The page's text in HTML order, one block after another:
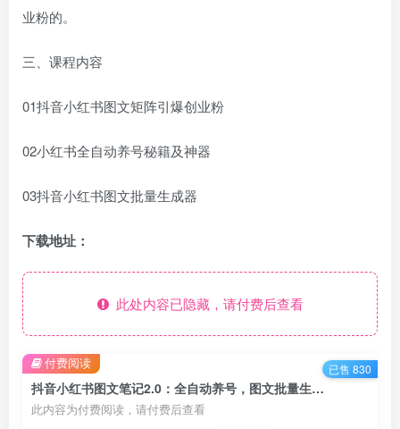
业粉的。
三、课程内容
01抖音小红书图文矩阵引爆创业粉
02小红书全自动养号秘籍及神器
03抖音小红书图文批量生成器
下载地址：
此处内容已隐藏，请付费后查看
抖音小红书图文笔记2.0：全自动养号，图文批量生成，轻松日引500创业粉！
此内容为付费阅读，请付费后查看
付费阅读 已售 830